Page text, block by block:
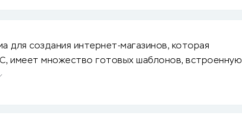
для создания интернет-магазинов, которая
имеет множество готовых шаблонов, встроенную
мобильные приложения.